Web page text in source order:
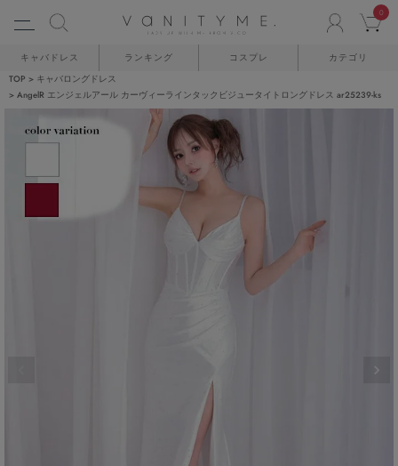
0
キャバドレス ランキング コスプレ カテゴリ
TOP
キャバロングドレス
AngelR エンジェルアール カーヴィーラインタックビジュータイトロングドレス ar25239-ks